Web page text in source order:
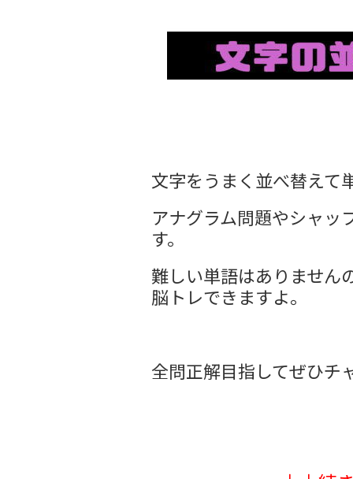
文字をうまく並べ替えて
アナグラム問題やシャッ
す。
難しい単語はありません
脳トレできますよ。
全問正解目指してぜひチ